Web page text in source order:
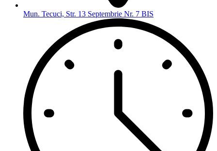
Mun. Tecuci, Str. 13 Septembrie Nr. 7 BIS